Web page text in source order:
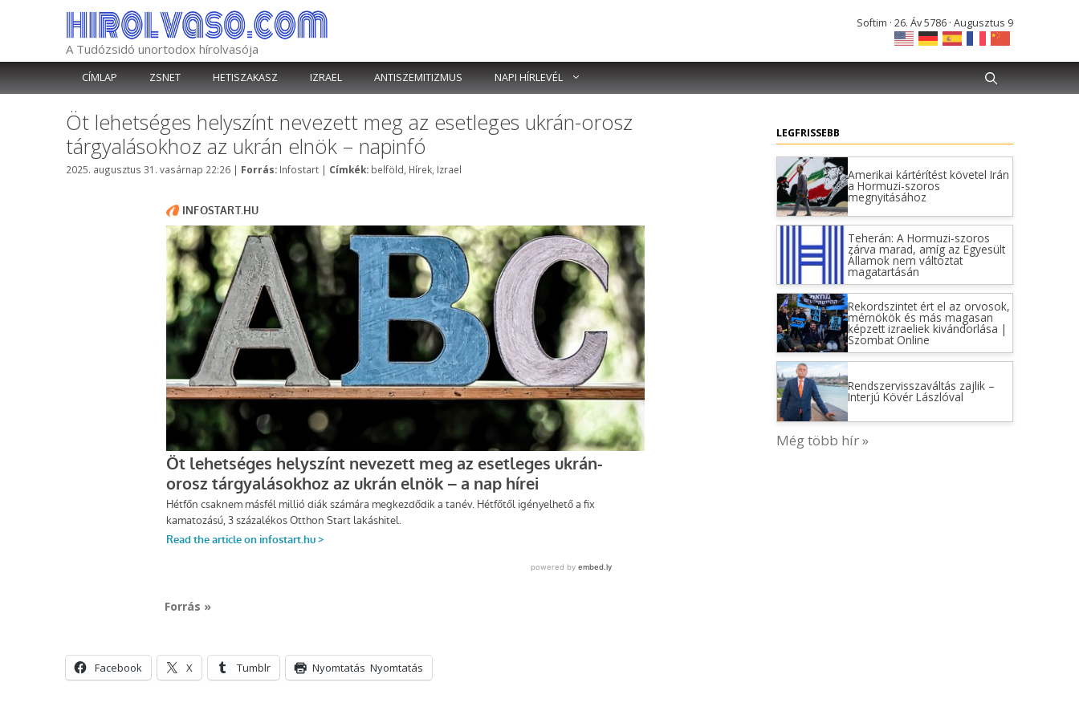
A Tudózsidó unortodox hírolvasója
Softim · 26. Áv 5786 · Augusztus 9
CÍMLAP ZSNET HETISZAKASZ IZRAEL ANTISZEMITIZMUS NAPI HÍRLEVÉL
Öt lehetséges helyszínt nevezett meg az esetleges ukrán-orosz
tárgyalásokhoz az ukrán elnök – napinfó
2025. augusztus 31. vasárnap 22:26 | Forrás: Kategória
Infostart | Címkék: Címkék
belföld Hírek Izrael
Forrás »
Facebook X Tumblr Nyomtatás Nyomtatás
LEGFRISSEBB
Amerikai kártérítést követel Irán
a Hormuzi-szoros
megnyitásához
Teherán: A Hormuzi-szoros
zárva marad, amíg az Egyesült
Államok nem változtat
magatartásán
Rekordszintet ért el az orvosok,
mérnökök és más magasan
képzett izraeliek kivándorlása |
Szombat Online
Rendszervisszaváltás zajlik –
Interjú Kövér Lászlóval
Még több hír »